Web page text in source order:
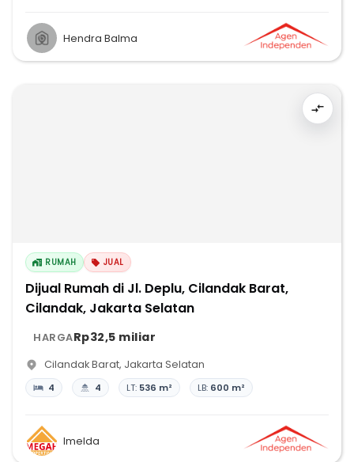
Hendra Balma
RUMAH JUAL
Dijual Rumah di Jl. Deplu, Cilandak Barat,
Cilandak, Jakarta Selatan
HARGARp32,5 miliar
Cilandak Barat, Jakarta Selatan
4 4 LT: 536 m² LB: 600 m²
Imelda